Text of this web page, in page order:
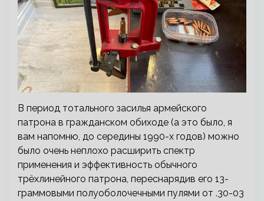
В период тотального засилья армейского
патрона в гражданском обиходе (а это было, я
вам напомню, до середины 1990-х годов) можно
было очень неплохо расширить спектр
применения и эффективность обычного
трёхлинейного патрона, переснарядив его 13-
граммовыми полуоболочечными пулями от .30-03